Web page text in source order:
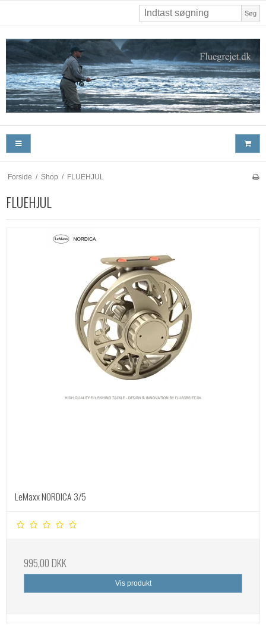
Søg
Forside / Shop / FLUEHJUL
FLUEHJUL
LeMaxx NORDICA 3/5
995,00 DKK
Vis produkt